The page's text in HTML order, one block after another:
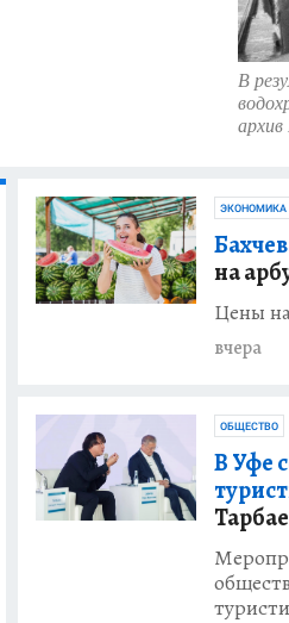
В
ЭКОНОМИКА
на
Цены
вчера
ОБЩЕСТВО
В Уфе
ОБЩЕСТВО
В селе Баймакского района
объявили карантин из-за
Житель Уфы сделал дубликат
ключей и вынес деньги с
золотом из квартиры бывшей
Уфимка передала мошенникам
два миллиона рублей у гаража